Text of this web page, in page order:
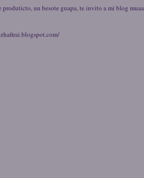
produticto, un besote guapa, te invito a mi blog